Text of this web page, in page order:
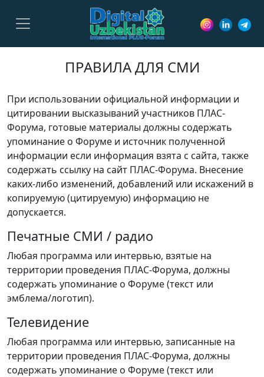
ПРАВИЛА ДЛЯ СМИ
При использовании официальной информации и
цитировании высказываний участников ПЛАС-
Форума, готовые материалы должны содержать
упоминание о Форуме и источник полученной
информации если информация взята с сайта, также
содержать ссылку на сайт ПЛАС-Форума. Внесение
каких-либо изменений, добавлений или искажений в
копируемую (цитируемую) информацию не
допускается.
Печатные СМИ / радио
Любая программа или интервью, взятые на
территории проведения ПЛАС-Форума, должны
содержать упоминание о Форуме (текст или
эмблема/логотип).
Телевидение
Любая программа или интервью, записанные на
территории проведения ПЛАС-Форума, должны
содержать упоминание о Форуме (текст или